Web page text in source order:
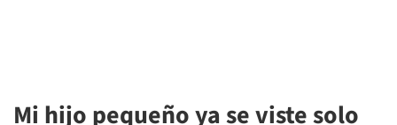
Mi hijo pequeño ya se viste solo